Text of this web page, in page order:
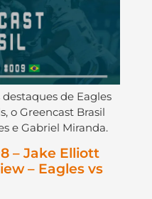
de Eagles
o Greencast Brasil
e Gabriel Miranda.
– Jake Elliott
– Eagles vs